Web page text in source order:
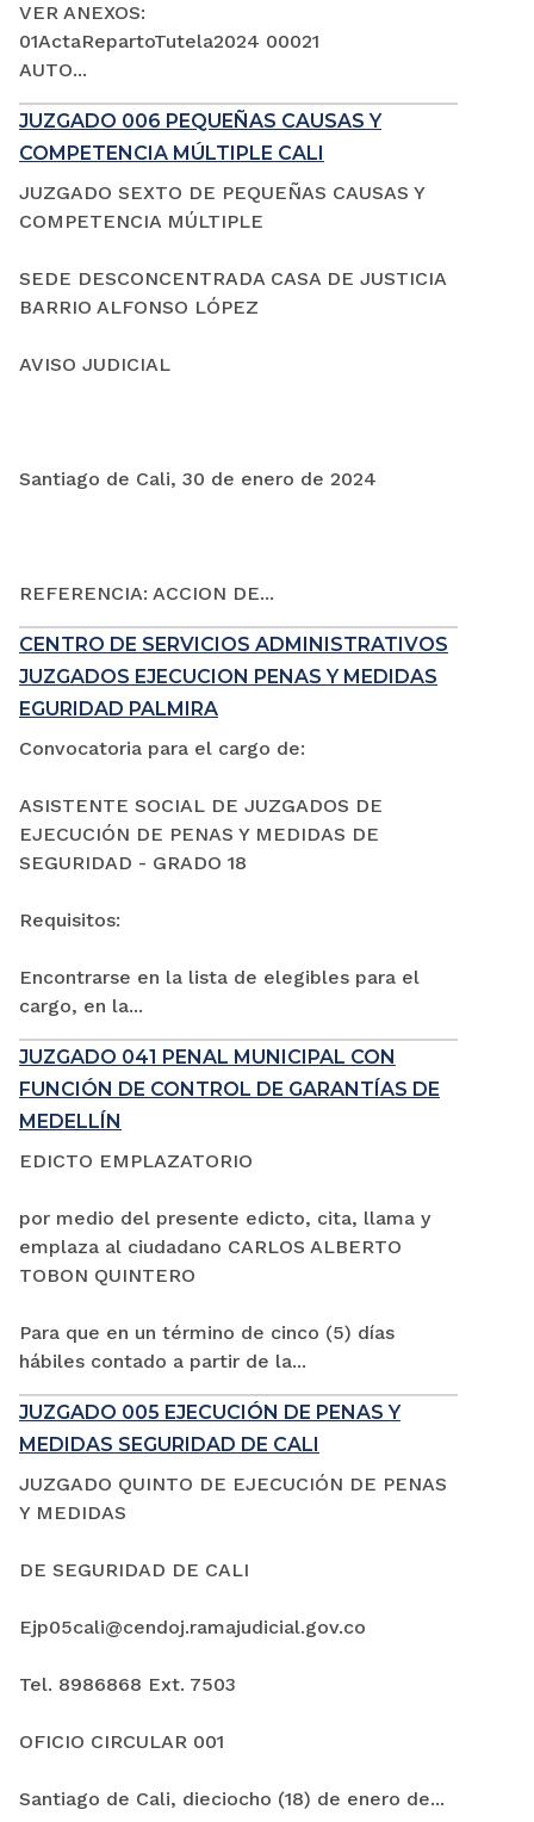
VER ANEXOS:
01ActaRepartoTutela2024 00021
AUTO...
JUZGADO 006 PEQUEÑAS CAUSAS Y
COMPETENCIA MÚLTIPLE CALI
JUZGADO SEXTO DE PEQUEÑAS CAUSAS Y
COMPETENCIA MÚLTIPLE
SEDE DESCONCENTRADA CASA DE JUSTICIA
BARRIO ALFONSO LÓPEZ
AVISO JUDICIAL
Santiago de Cali, 30 de enero de 2024
REFERENCIA: ACCION DE...
CENTRO DE SERVICIOS ADMINISTRATIVOS
JUZGADOS EJECUCION PENAS Y MEDIDAS
EGURIDAD PALMIRA
Convocatoria para el cargo de:
ASISTENTE SOCIAL DE JUZGADOS DE
EJECUCIÓN DE PENAS Y MEDIDAS DE
SEGURIDAD - GRADO 18
Requisitos:
Encontrarse en la lista de elegibles para el
cargo, en la...
JUZGADO 041 PENAL MUNICIPAL CON
FUNCIÓN DE CONTROL DE GARANTÍAS DE
MEDELLÍN
EDICTO EMPLAZATORIO
por medio del presente edicto, cita, llama y
emplaza al ciudadano CARLOS ALBERTO
TOBON QUINTERO
Para que en un término de cinco (5) días
hábiles contado a partir de la...
JUZGADO 005 EJECUCIÓN DE PENAS Y
MEDIDAS SEGURIDAD DE CALI
JUZGADO QUINTO DE EJECUCIÓN DE PENAS
Y MEDIDAS
DE SEGURIDAD DE CALI
Ejp05cali@cendoj.ramajudicial.gov.co
Tel. 8986868 Ext. 7503
OFICIO CIRCULAR 001
Santiago de Cali, dieciocho (18) de enero de...